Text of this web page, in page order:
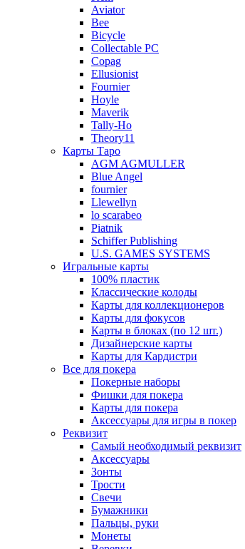
Aviator
Bee
Bicycle
Collectable PC
Copag
Ellusionist
Fournier
Hoyle
Maverik
Tally-Ho
Theory11
Карты Таро
AGM AGMULLER
Blue Angel
fournier
Llewellyn
lo scarabeo
Piatnik
Schiffer Publishing
U.S. GAMES SYSTEMS
Игральные карты
100% пластик
Классические колоды
Карты для коллекционеров
Карты для фокусов
Карты в блоках (по 12 шт.)
Дизайнерские карты
Карты для Кардистри
Все для покера
Покерные наборы
Фишки для покера
Карты для покера
Аксессуары для игры в покер
Реквизит
Самый необходимый реквизит
Аксессуары
Зонты
Трости
Свечи
Бумажники
Пальцы, руки
Монеты